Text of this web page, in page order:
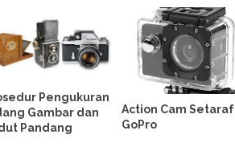
Pengukuran
Gambar dan
Pandang
Action Cam Setaraf
GoPro